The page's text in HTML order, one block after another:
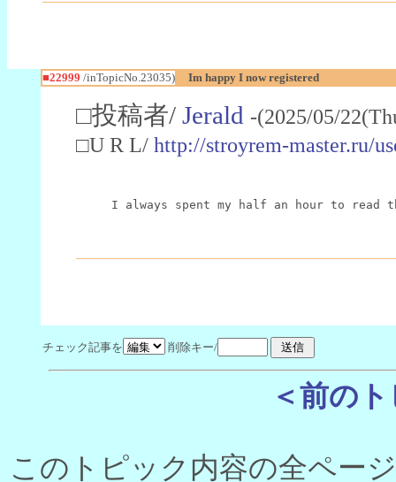
■22999 /inTopicNo.23035) Im happy I now registered
□投稿者/ Jerald -(2025/05/
□U R L/ http://stroyrem-master.ru/
I always spent my half an hour to
チェック記事を 削除キー/
＜前の
このトピック内容の全ペー